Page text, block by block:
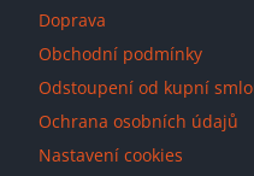
Doprava
Obchodní podmínky
Odstoupení od kupní
Ochrana osobních údajů
Nastavení cookies